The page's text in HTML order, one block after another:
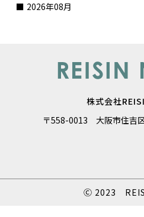
2026年08月
株式会社
〒558-0013 大阪市住吉
Ⓒ 2023